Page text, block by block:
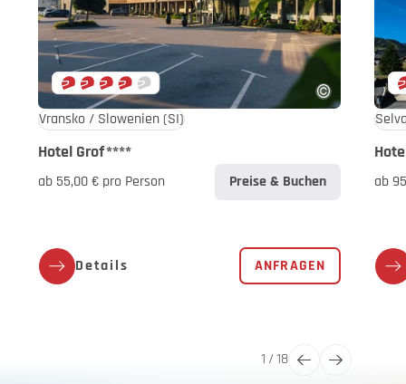
Vransko / Slowenien(SI)
Hotel Grof****
ab 55,00 € pro Person Preise & Buchen
Details ANFRAGEN
ab
1 /18